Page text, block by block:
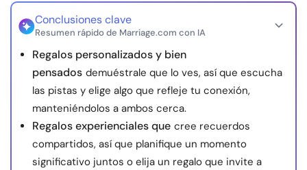
Conclusiones clave
Resumen rápido de Marriage.com con IA
Regalos personalizados y bien
pensados demuéstrale que lo ves, así que escucha
las pistas y elige algo que refleje tu conexión,
manteniéndolos a ambos cerca.
Regalos experienciales que cree recuerdos
compartidos, así que planifique un momento
significativo juntos o elija un regalo que invite a